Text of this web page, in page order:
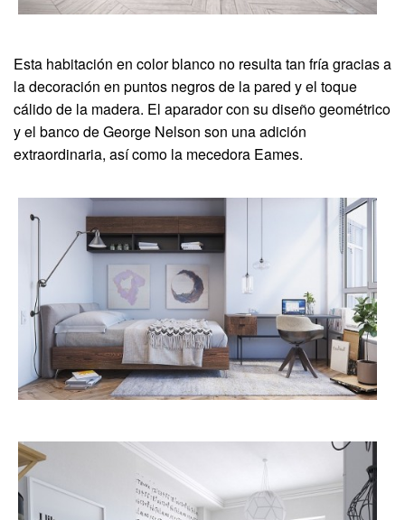
Esta habitación en color blanco no resulta tan fría gracias a
la decoración en puntos negros de la pared y el toque
cálido de la madera. El aparador con su diseño geométrico
y el banco de George Nelson son una adición
extraordinaria, así como la mecedora Eames.